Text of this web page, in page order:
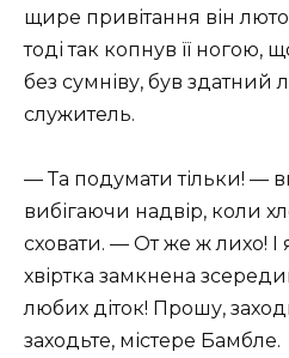
щире привітання він
тоді так копнув її ногою,
без сумніву, був
служитель.
— Та подумати тільки! —
вибігаючи надвір, коли
сховати. — От же ж лихо! І
хвіртка замкнена
любих діток! Прошу,
заходьте, містере Бамбле.